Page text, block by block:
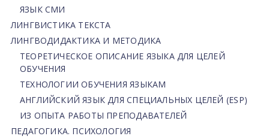
ЯЗЫК СМИ
ЛИНГВИСТИКА ТЕКСТА
ЛИНГВОДИДАКТИКА И МЕТОДИКА
ТЕОРЕТИЧЕСКОЕ ОПИСАНИЕ ЯЗЫКА ДЛЯ ЦЕЛЕЙ
ОБУЧЕНИЯ
ТЕХНОЛОГИИ ОБУЧЕНИЯ ЯЗЫКАМ
АНГЛИЙСКИЙ ЯЗЫК ДЛЯ СПЕЦИАЛЬНЫХ ЦЕЛЕЙ (ESP)
ИЗ ОПЫТА РАБОТЫ ПРЕПОДАВАТЕЛЕЙ
ПЕДАГОГИКА. ПСИХОЛОГИЯ